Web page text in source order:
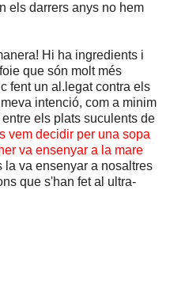
els darrers anys no hem
Hi ha ingredients i
que són molt més
fent un al.legat contra els
intenció, com a minim
els plats suculents de
vem decidir per una sopa
va ensenyar a la mare
la va ensenyar a nosaltres
que s'han fet al ultra-